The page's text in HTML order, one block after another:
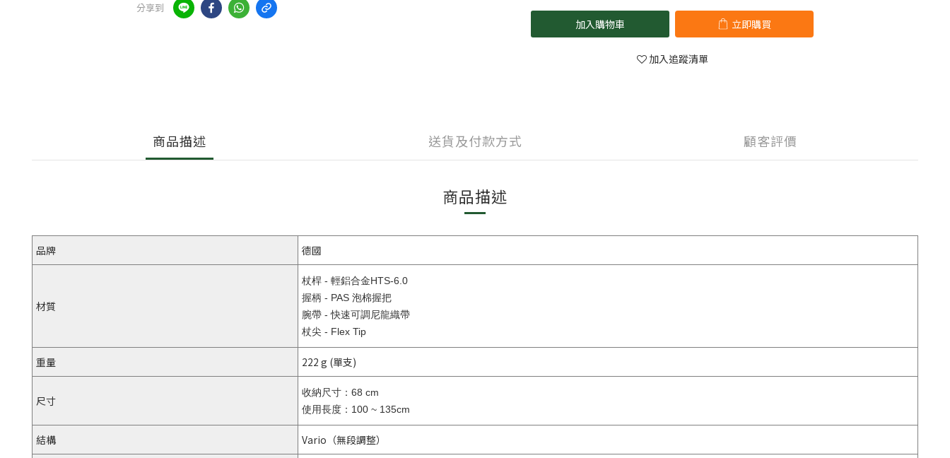
分享到
加入購物車 立即購買
加入追蹤清單
商品描述 送貨及付款方式 顧客評價
商品描述
品牌 德國
材質
杖桿 - 輕鋁合金HTS-6.0
握柄 - PAS 泡棉握把
腕帶 - 快速可調尼龍織帶
杖尖 - Flex Tip
重量 222 g (單支)
尺寸
收納尺寸：68 cm
使用長度：100 ~ 135cm
結構 Vario（無段調整）